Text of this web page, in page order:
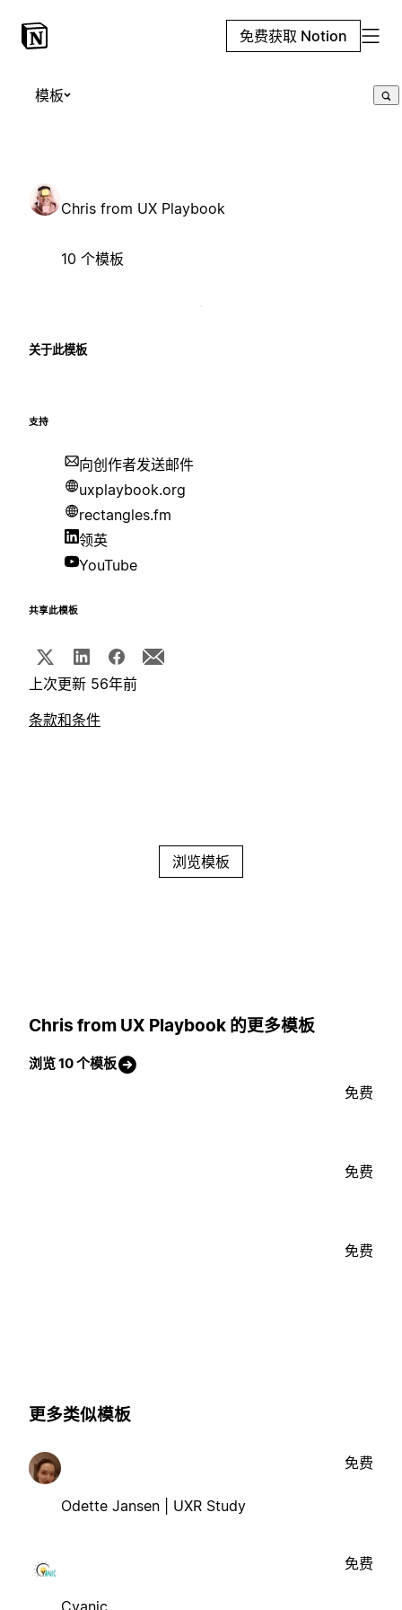
免费获取 Notion
模板
Chris from UX Playbook
10 个模板
关于此模板
支持
向创作者发送邮件
uxplaybook.org
rectangles.fm
领英
YouTube
共享此模板
上次更新 56年前
条款和条件
浏览模板
Chris from UX Playbook 的更多模板
浏览 10 个模板
免费
免费
免费
更多类似模板
Odette Jansen | UXR Study
免费
Cyanic
免费